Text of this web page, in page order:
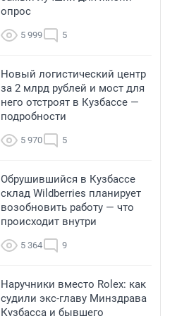
опрос
5 999 5
Новый логистический центр
за 2 млрд рублей и мост для
него отстроят в Кузбассе —
подробности
5 970 5
Обрушившийся в Кузбассе
склад Wildberries планирует
возобновить работу — что
происходит внутри
5 364 9
Наручники вместо Rolex: как
судили экс-главу Минздрава
Кузбасса и бывшего